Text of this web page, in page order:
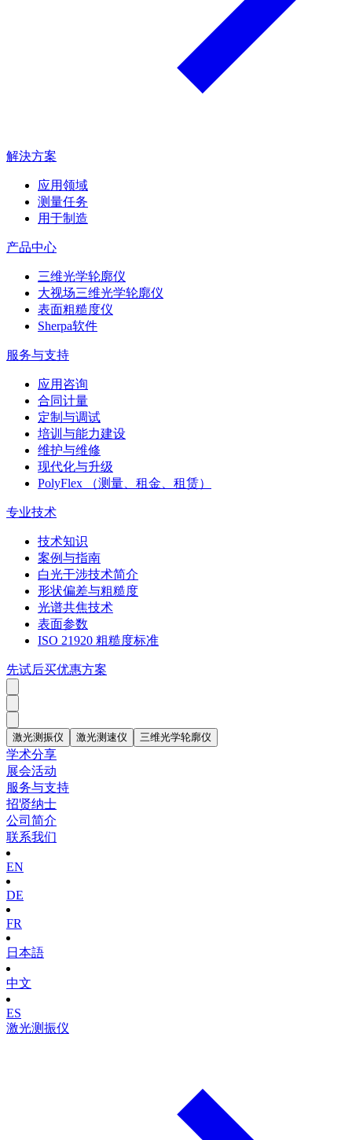
解決方案
应用领域
测量任务
用于制造
产品中心
三维光学轮廓仪
大视场三维光学轮廓仪
表面粗糙度仪
Sherpa软件
服务与支持
应用咨询
合同计量
定制与调试
培训与能力建设
维护与维修
现代化与升级
PolyFlex （测量、租金、租赁）
专业技术
技术知识
案例与指南
白光干涉技术简介
形状偏差与粗糙度
光谱共焦技术
表面参数
ISO 21920 粗糙度标准
先试后买优惠方案
激光测振仪 激光测速仪 三维光学轮廓仪
学术分享
展会活动
服务与支持
招贤纳士
公司简介
联系我们
EN
DE
FR
日本語
中文
ES
激光测振仪